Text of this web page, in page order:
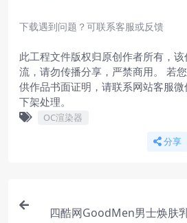
下载遇到问题？可联系客服或反馈
此工程文件版权归原创作者所有，
流，请勿传播分享，严禁商用。 若
供作品书面证明，请联系网站客服
下架处理。
OC渲染器
分享
四酷网GoodMen男士焕肤